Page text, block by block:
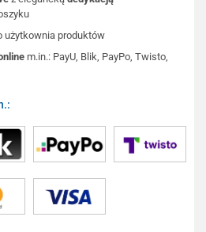
użytkownia produktów
m.in.: PayU, Blik, PayPo, Twisto,